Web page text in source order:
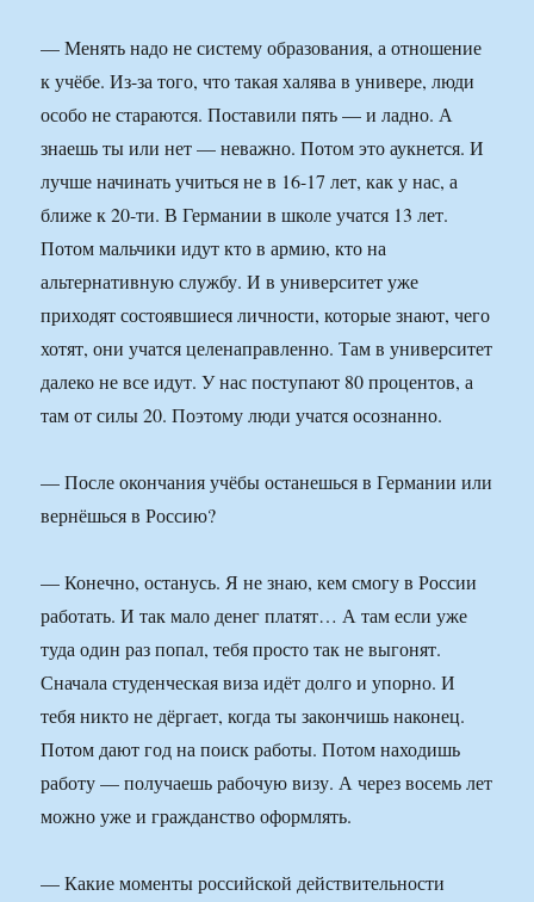
— Менять надо не систему образования, а отношение
к учёбе. Из-за того, что такая халява в универе, люди
особо не стараются. Поставили пять — и ладно. А
знаешь ты или нет — неважно. Потом это аукнется. И
лучше начинать учиться не в 16-17 лет, как у нас, а
ближе к 20-ти. В Германии в школе учатся 13 лет.
Потом мальчики идут кто в армию, кто на
альтернативную службу. И в университет уже
приходят состоявшиеся личности, которые знают, чего
хотят, они учатся целенаправленно. Там в университет
далеко не все идут. У нас поступают 80 процентов, а
там от силы 20. Поэтому люди учатся осознанно.
— После окончания учёбы останешься в Германии или
вернёшься в Россию?
— Конечно, останусь. Я не знаю, кем смогу в России
работать. И так мало денег платят… А там если уже
туда один раз попал, тебя просто так не выгонят.
Сначала студенческая виза идёт долго и упорно. И
тебя никто не дёргает, когда ты закончишь наконец.
Потом дают год на поиск работы. Потом находишь
работу — получаешь рабочую визу. А через восемь лет
можно уже и гражданство оформлять.
— Какие моменты российской действительности